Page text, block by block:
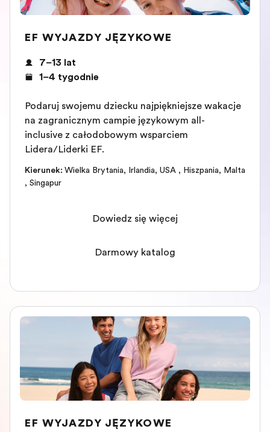
EF WYJAZDY JĘZYKOWE
7–13 lat
1–4 tygodnie
Podaruj swojemu dziecku najpiękniejsze wakacje
na zagranicznym campie językowym all-
inclusive z całodobowym wsparciem
Lidera/Liderki EF.
Kierunek: Wielka Brytania, Irlandia, USA , Hiszpania, Malta
, Singapur
Dowiedz się więcej
Darmowy katalog
EF WYJAZDY JĘZYKOWE